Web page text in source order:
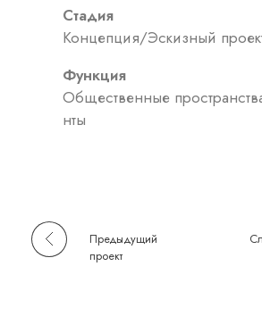
Стадия
Концепция/Эскизный
Функция
Общественные
нты
Предыдущий
проект